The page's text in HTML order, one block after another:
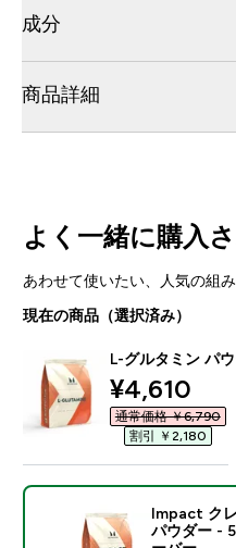
成分
商品詳細
よく一緒に購入
あわせて使いたい、人気の組
現在の商品（選択済み）
L-グルタミン パ
¥4,610‎
通常価格 ￥6,790‎
割引 ￥2,180‎
Impact ク
パウダー -